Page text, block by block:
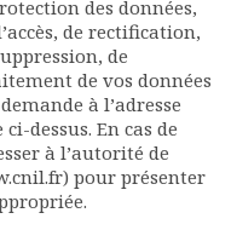
des données,
de rectification,
de
de vos données
à l’adresse
dessus. En cas de
à l’autorité de
pour présenter